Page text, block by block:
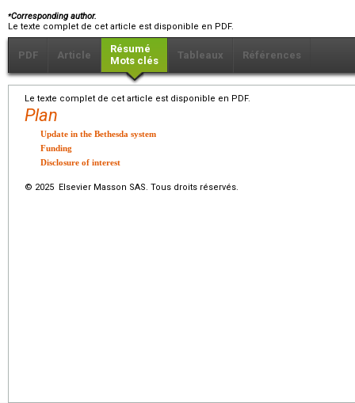
⁎Corresponding author.
Le texte complet de cet article est disponible en PDF.
PDF Article
Résumé
Mots clés
Tableaux Références
Le texte complet de cet article est disponible en PDF.
Plan
Update in the Bethesda system
Funding
Disclosure of interest
© 2025 Elsevier Masson SAS. Tous droits réservés.